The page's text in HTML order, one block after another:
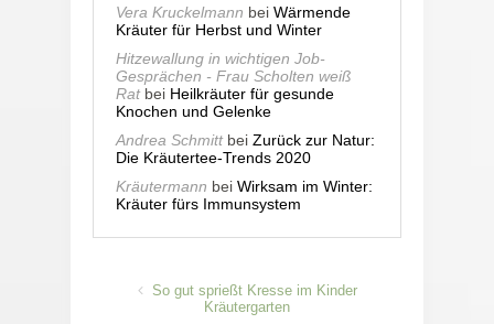
Vera Kruckelmann bei Wärmende
Kräuter für Herbst und Winter
Hitzewallung in wichtigen Job-
Gesprächen - Frau Scholten weiß
Ratbei Heilkräuter für gesunde
Knochen und Gelenke
Andrea Schmittbei Zurück zur Natur:
Die Kräutertee-Trends 2020
Kräutermann bei Wirksam im Winter:
Kräuter fürs Immunsystem
So gut sprießt Kresse im Kinder
Kräutergarten